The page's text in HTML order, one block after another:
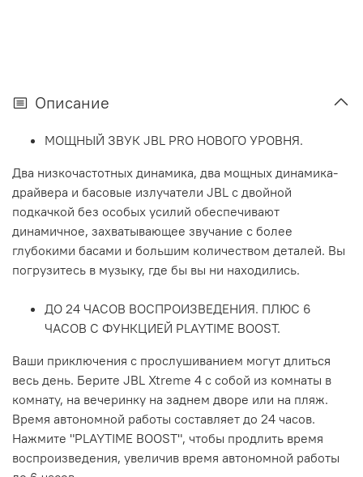
Описание
МОЩНЫЙ ЗВУК JBL PRO НОВОГО УРОВНЯ.
Два низкочастотных динамика, два мощных динамика-
драйвера и басовые излучатели JBL с двойной
подкачкой без особых усилий обеспечивают
динамичное, захватывающее звучание с более
глубокими басами и большим количеством деталей. Вы
погрузитесь в музыку, где бы вы ни находились.
ДО 24 ЧАСОВ ВОСПРОИЗВЕДЕНИЯ. ПЛЮС 6
ЧАСОВ С ФУНКЦИЕЙ PLAYTIME BOOST.
Ваши приключения с прослушиванием могут длиться
весь день. Берите JBL Xtreme 4 с собой из комнаты в
комнату, на вечеринку на заднем дворе или на пляж.
Время автономной работы составляет до 24 часов.
Нажмите "PLAYTIME BOOST", чтобы продлить время
воспроизведения, увеличив время автономной работы